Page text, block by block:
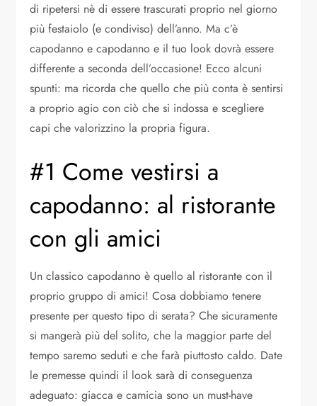
di ripetersi nè di essere trascurati proprio nel giorno
più festaiolo (e condiviso) dell’anno. Ma c’è
capodanno e capodanno e il tuo look dovrà essere
differente a seconda dell’occasione! Ecco alcuni
spunti: ma ricorda che quello che più conta è sentirsi
a proprio agio con ciò che si indossa e scegliere
capi che valorizzino la propria figura.
#1 Come vestirsi a
capodanno: al ristorante
con gli amici
Un classico capodanno è quello al ristorante con il
proprio gruppo di amici! Cosa dobbiamo tenere
presente per questo tipo di serata? Che sicuramente
si mangerà più del solito, che la maggior parte del
tempo saremo seduti e che farà piuttosto caldo. Date
le premesse quindi il look sarà di conseguenza
adeguato: giacca e camicia sono un must-have